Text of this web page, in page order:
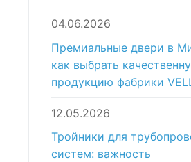
04.06.2026
Премиальные двери в
как выбрать
продукцию фабрики
12.05.2026
Тройники для
систем: важность